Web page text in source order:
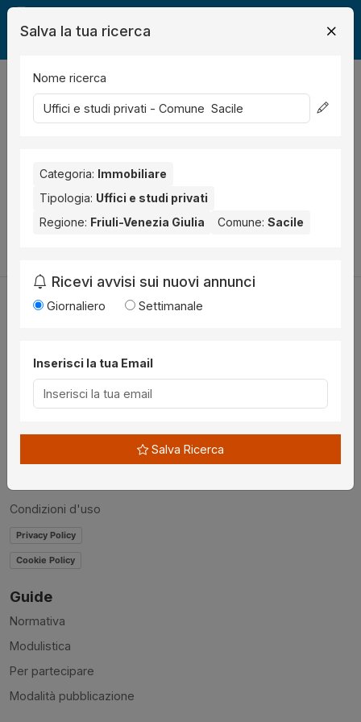
Legalmente Immobili
risultati Ordina per
risultato per la Provincia selezionata:
Prova a modificare i parametri di ricerca:
Utilità
Chi siamo
Disclaimer
News
Condizioni d'uso
Privacy Policy
Cookie Policy
Guide
Normativa
Modulistica
Per partecipare
Modalità pubblicazione
Salva la tua ricerca
Nome ricerca
Categoria: Immobiliare
Tipologia: Uffici e studi privati
Regione: Friuli-Venezia Giulia Comune: Sacile
Ricevi avvisi sui nuovi annunci
Giornaliero Settimanale
Inserisci la tua Email
Salva Ricerca